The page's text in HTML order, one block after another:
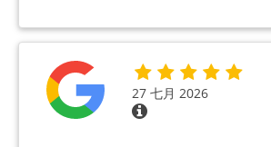
27 七月 2026